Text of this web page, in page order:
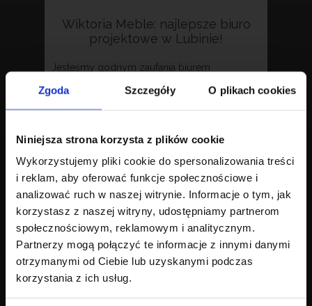
Zgoda Szczegóły O plikach cookies
Niniejsza strona korzysta z plików cookie
Wykorzystujemy pliki cookie do spersonalizowania treści
i reklam, aby oferować funkcje społecznościowe i
analizować ruch w naszej witrynie. Informacje o tym, jak
korzystasz z naszej witryny, udostępniamy partnerom
społecznościowym, reklamowym i analitycznym.
Partnerzy mogą połączyć te informacje z innymi danymi
otrzymanymi od Ciebie lub uzyskanymi podczas
korzystania z ich usług.
Wiktoria Meble: najlepsze biuro
projektowe w Lubinie!
Jesteśmy godnym zaufania biurem
urzeczywistnimy Państwa wizję. Bezpośrednia
współpraca z naszymi projektantami umożliwi
tworzenia. Szukając wyjątkowych mebli na
wymiar, warto wybrać właśnie nas. Serdecznie
zapraszamy do kontaktu telefonicznego lub
mailowego, a także do odwiedzenia naszego